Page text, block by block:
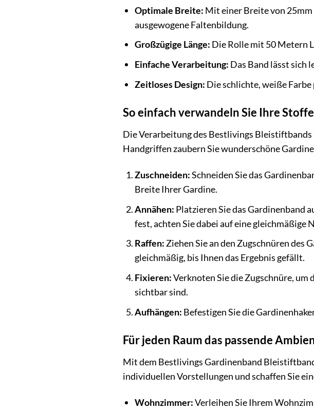
Optimale Breite: Mit einer Breite von
ausgewogene Faltenbildung.
Großzügige Länge: Die Rolle mit 50 Metern
Einfache Verarbeitung: Das Band lässt sich
Zeitloses Design: Die schlichte, weiße
So einfach verwandeln Sie Ihre
Die Verarbeitung des Bestlivings
Handgriffen zaubern Sie wunderschöne
Zuschneiden:Schneiden Sie das
Breite Ihrer Gardine.
Annähen: Platzieren Sie das Gardinenband
fest, achten Sie dabei auf eine gleichmäßige
Raffen: Ziehen Sie an den Zugschnüren des
gleichmäßig, bis Ihnen das Ergebnis gefällt.
Fixieren:Verknoten Sie die Zugschnüre,
sichtbar sind.
Aufhängen: Befestigen Sie die
Für jeden Raum das passende
Mit dem Bestlivings Gardinenband
individuellen Vorstellungen und schaffen Sie
Wohnzimmer:Verleihen Sie Ihrem